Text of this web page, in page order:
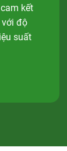
kết
độ
suất